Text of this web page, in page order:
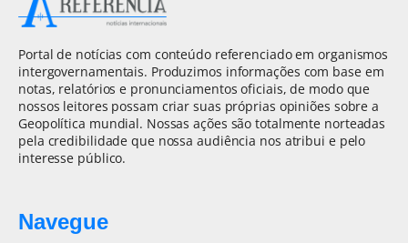
Portal de notícias com conteúdo referenciado em organismos
intergovernamentais. Produzimos informações com base em
notas, relatórios e pronunciamentos oficiais, de modo que
nossos leitores possam criar suas próprias opiniões sobre a
Geopolítica mundial. Nossas ações são totalmente norteadas
pela credibilidade que nossa audiência nos atribui e pelo
interesse público.
Navegue